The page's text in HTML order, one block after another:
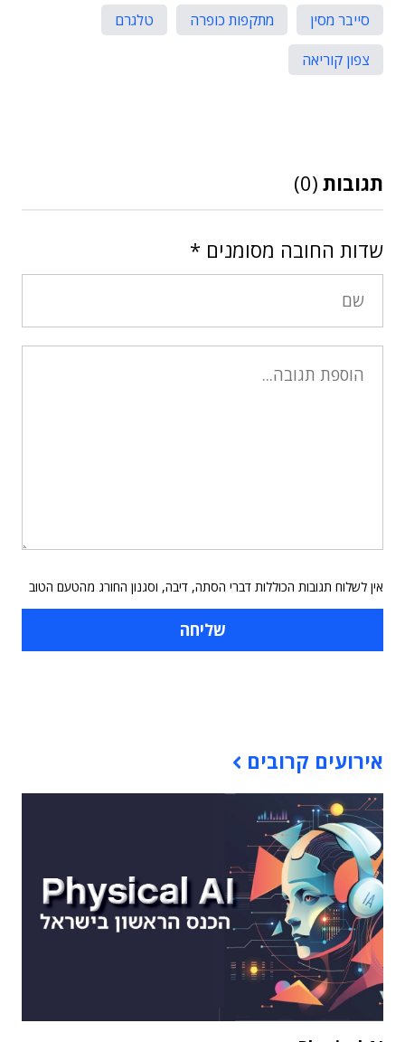
סייבר מסין
מתקפות כופרה
טלגרם
צפון קוריאה
תגובות (0)
שדות החובה מסומנים *
אין לשלוח תגובות הכוללות דברי הסתה, דיבה, וסגנון החורג מהטעם הטוב
אירועים קרובים